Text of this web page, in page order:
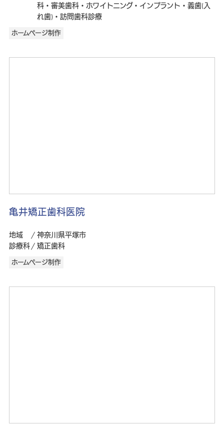
科・審美歯科・ホワイトニング・インプラント・義歯(入
れ歯)・訪問歯科診療
ホームページ制作
亀井矯正歯科医院
地域
神奈川県平塚市
診療科
矯正歯科
ホームページ制作